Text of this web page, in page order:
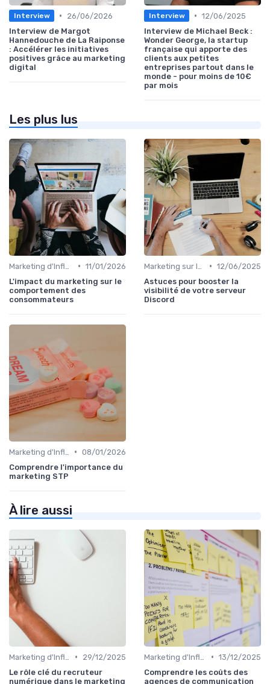
Interview •
26/06/2026
Interview de Margot
Hannedouche de La Raiponse
: Accélérer les initiatives
positives grâce au marketing
digital
Interview • 12/06/2025
Interview de Michael Beck :
Wonder George, la startup
française qui apporte des
clients aux petites
entreprises partout dans le
monde - pour moins de 10€
par mois
Les plus lus
• 11/01/2026
L'impact du marketing sur le
comportement des
consommateurs
• 12/06/2025
Astuces pour booster la
visibilité de votre serveur
Discord
• 08/01/2026
Comprendre l'importance du
marketing STP
À lire aussi
•
29/12/2025
Le rôle clé du recruteur
numérique dans le marketing
• 13/12/2025
Comprendre les coûts des
agences de communication